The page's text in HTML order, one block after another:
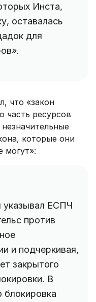
Инста,
оставалась
для
что «закон
часть ресурсов
которые они
могут»:
указывал ЕСПЧ
против
и подчеркивая,
закрытого
В
блокировка